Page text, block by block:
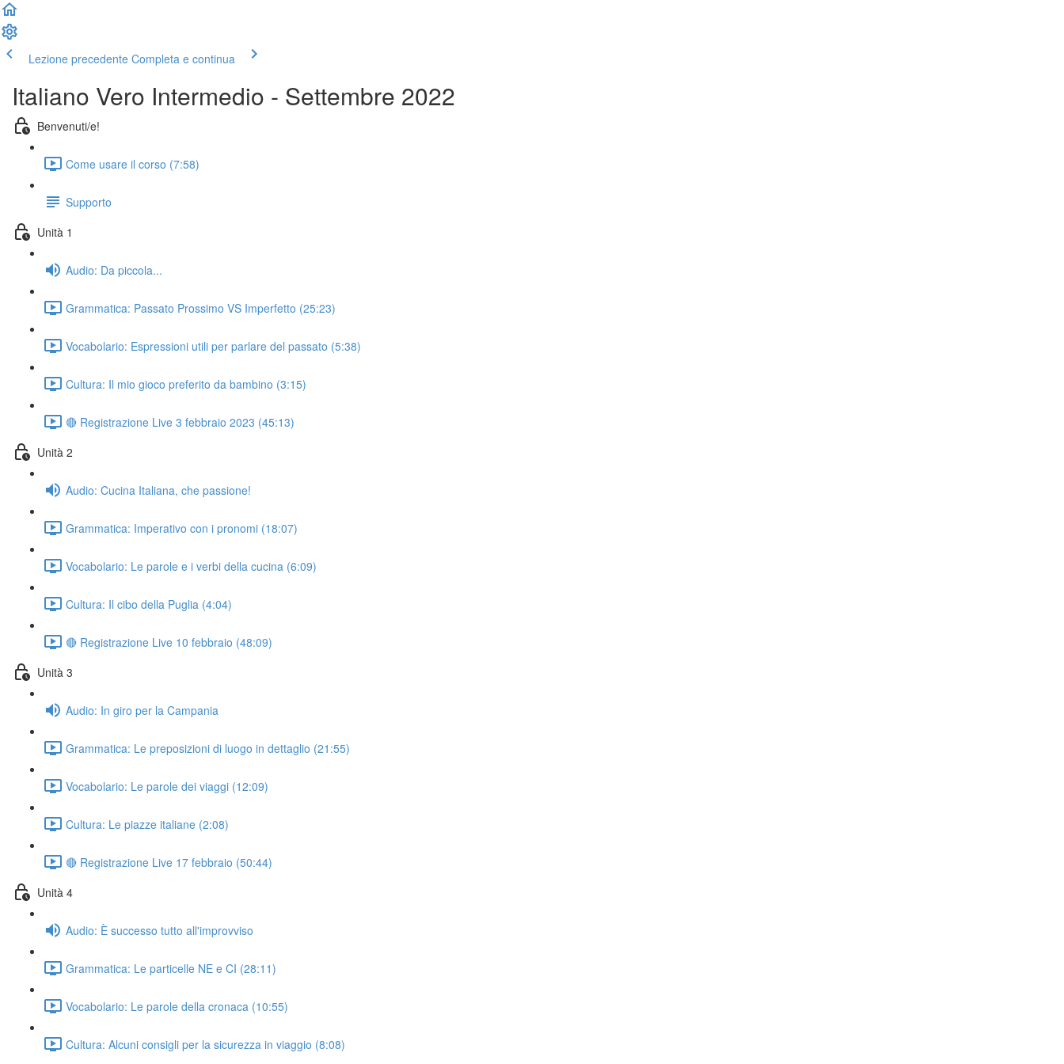
Lezione precedente Completa e continua
Italiano Vero Intermedio - Settembre 2022
Benvenuti/e!
Come usare il corso (7:58)
Supporto
Unità 1
Audio: Da piccola...
Grammatica: Passato Prossimo VS Imperfetto (25:23)
Vocabolario: Espressioni utili per parlare del passato (5:38)
Cultura: Il mio gioco preferito da bambino (3:15)
🔴 Registrazione Live 3 febbraio 2023 (45:13)
Unità 2
Audio: Cucina Italiana, che passione!
Grammatica: Imperativo con i pronomi (18:07)
Vocabolario: Le parole e i verbi della cucina (6:09)
Cultura: Il cibo della Puglia (4:04)
🔴 Registrazione Live 10 febbraio (48:09)
Unità 3
Audio: In giro per la Campania
Grammatica: Le preposizioni di luogo in dettaglio (21:55)
Vocabolario: Le parole dei viaggi (12:09)
Cultura: Le piazze italiane (2:08)
🔴 Registrazione Live 17 febbraio (50:44)
Unità 4
Audio: È successo tutto all'improvviso
Grammatica: Le particelle NE e CI (28:11)
Vocabolario: Le parole della cronaca (10:55)
Cultura: Alcuni consigli per la sicurezza in viaggio (8:08)